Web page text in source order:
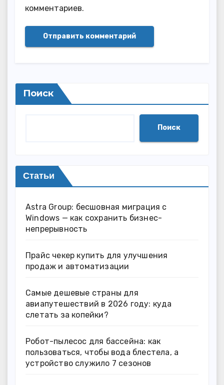
комментариев.
Поиск
Поиск
Статьи
Astra Group: бесшовная миграция с
Windows — как сохранить бизнес-
непрерывность
Прайс чекер купить для улучшения
продаж и автоматизации
Самые дешевые страны для
авиапутешествий в 2026 году: куда
слетать за копейки?
Робот-пылесос для бассейна: как
пользоваться, чтобы вода блестела, а
устройство служило 7 сезонов